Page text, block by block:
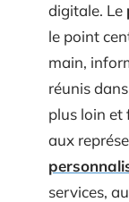
digitale. Le
le point
main,
réunis
plus loin et
aux
services,